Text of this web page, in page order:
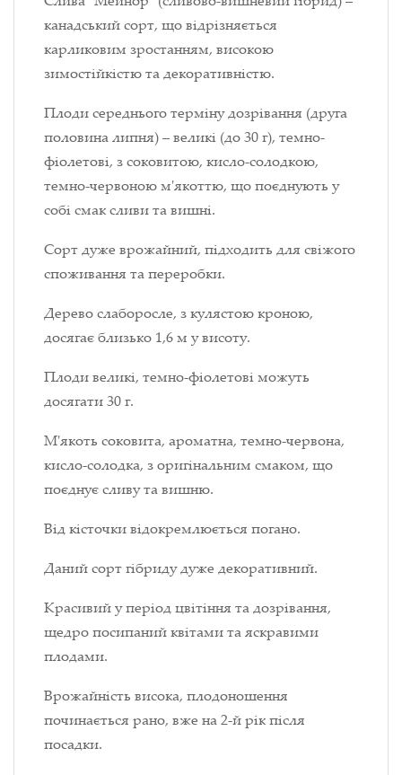
канадський сорт, що відрізняється
карликовим зростанням, високою
зимостійкістю та декоративністю.
Плоди середнього терміну дозрівання (друга
половина липня) – великі (до 30 г), темно-
фіолетові, з соковитою, кисло-солодкою,
темно-червоною м'якоттю, що поєднують у
собі смак сливи та вишні.
Сорт дуже врожайний, підходить для свіжого
споживання та переробки.
Дерево слаборосле, з кулястою кроною,
досягає близько 1,6 м у висоту.
Плоди великі, темно-фіолетові можуть
досягати 30 г.
М'якоть соковита, ароматна, темно-червона,
кисло-солодка, з оригінальним смаком, що
поєднує сливу та вишню.
Від кісточки відокремлюється погано.
Даний сорт гібриду дуже декоративний.
Красивий у період цвітіння та дозрівання,
щедро посипаний квітами та яскравими
плодами.
Врожайність висока, плодоношення
починається рано, вже на 2-й рік після
посадки.